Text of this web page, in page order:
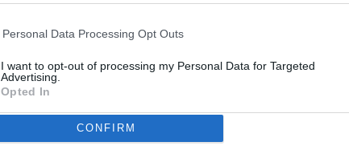
Personal Data Processing Opt Outs
I want to opt-out of processing my Personal Data for Targeted
Advertising.
Opted In
CONFIRM
Marino: "Strefezza è un crack per la